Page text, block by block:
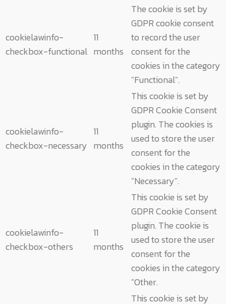
cookielawinfo-
checkbox-functional
11
months
The cookie is set by
GDPR cookie consent
to record the user
consent for the
cookies in the category
"Functional".
cookielawinfo-
checkbox-necessary
11
months
This cookie is set by
GDPR Cookie Consent
plugin. The cookies is
used to store the user
consent for the
cookies in the category
"Necessary".
cookielawinfo-
checkbox-others
11
months
This cookie is set by
GDPR Cookie Consent
plugin. The cookie is
used to store the user
consent for the
cookies in the category
"Other.
This cookie is set by